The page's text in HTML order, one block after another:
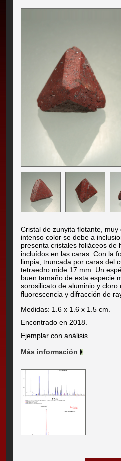
Cristal de zunyita flotante,
intenso color se debe a
presenta cristales foliáceos de
incluídos en las caras. Con la
limpia, truncada por caras del
tetraedro mide 17 mm. Un
buen tamaño de esta especie
sorosilicato de aluminio y cloro
fluorescencia y difracción de
Medidas: 1.6 x 1.6 x 1.5 cm.
Encontrado en 2018.
Ejemplar con análisis
Más información